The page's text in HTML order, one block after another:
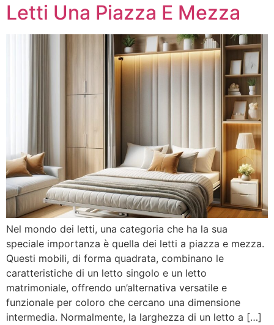
Letti Una Piazza E Mezza
Nel mondo dei letti, una categoria che ha la sua
speciale importanza è quella dei letti a piazza e mezza.
Questi mobili, di forma quadrata, combinano le
caratteristiche di un letto singolo e un letto
matrimoniale, offrendo un’alternativa versatile e
funzionale per coloro che cercano una dimensione
intermedia. Normalmente, la larghezza di un letto a […]